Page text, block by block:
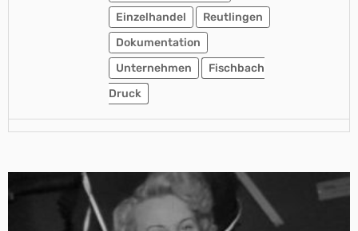
Einzelhandel
Reutlingen
Dokumentation
Unternehmen
Fischbach
Druck